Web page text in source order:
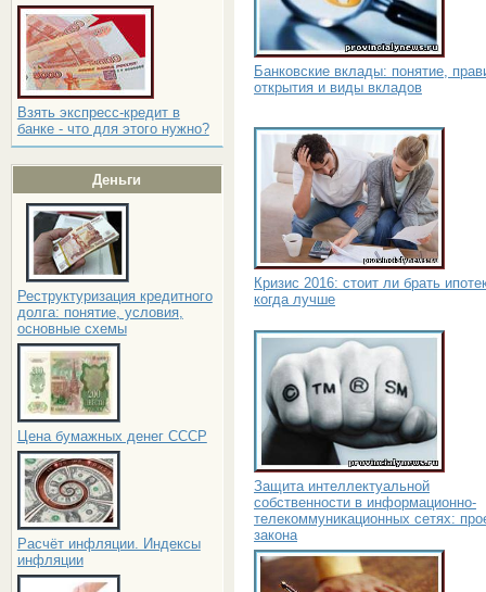
Взять экспресс-кредит в
банке - что для этого нужно?
Деньги
Реструктуризация кредитного
долга: понятие, условия,
основные схемы
Цена бумажных денег СССР
Расчёт инфляции. Индексы
инфляции
Банковские вклады: понятие,
открытия и виды вкладов
Кризис 2016: стоит ли брать
когда лучше
Защита интеллектуальной
собственности в информационно-
телекоммуникационных сетях:
закона